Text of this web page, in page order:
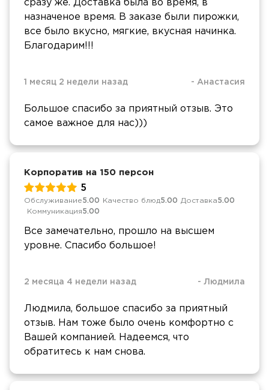
сразу же. Доставка была во время, в
назначеное время. В заказе были пирожки,
все было вкусно, мягкие, вкусная начинка.
Благодарим!!!
1 месяц 2 недели назад - Анастасия
Большое спасибо за приятный отзыв. Это
самое важное для нас)))
Корпоратив на 150 персон
5
Обслуживание5.00 Качество блюд5.00 Доставка5.00
Коммуникация5.00
Все замечательно, прошло на высшем
уровне. Спасибо большое!
2 месяца 4 недели назад - Людмила
Людмила, большое спасибо за приятный
отзыв. Нам тоже было очень комфортно с
Вашей компанией. Надеемся, что
обратитесь к нам снова.